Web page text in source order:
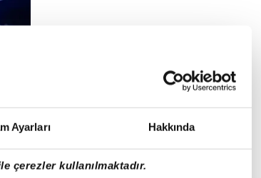
Ayarları Hakkında
çerezler kullanılmaktadır.